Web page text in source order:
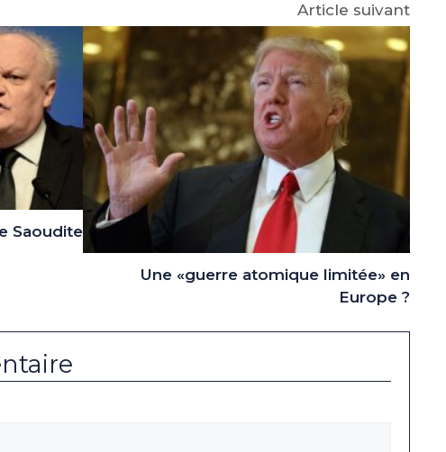
Saoudite
Article suivant
Une «guerre atomique limitée» en
Europe ?